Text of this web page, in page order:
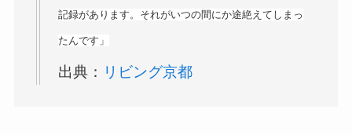
記録があります。それがいつの間にか途絶えてしまっ
たんです」
出典： リビング京都